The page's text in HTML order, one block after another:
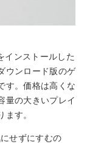
インストールした
ウンロード版のゲ
す。価格は高くな
量の大きいプレイ
す。
せずにすむの